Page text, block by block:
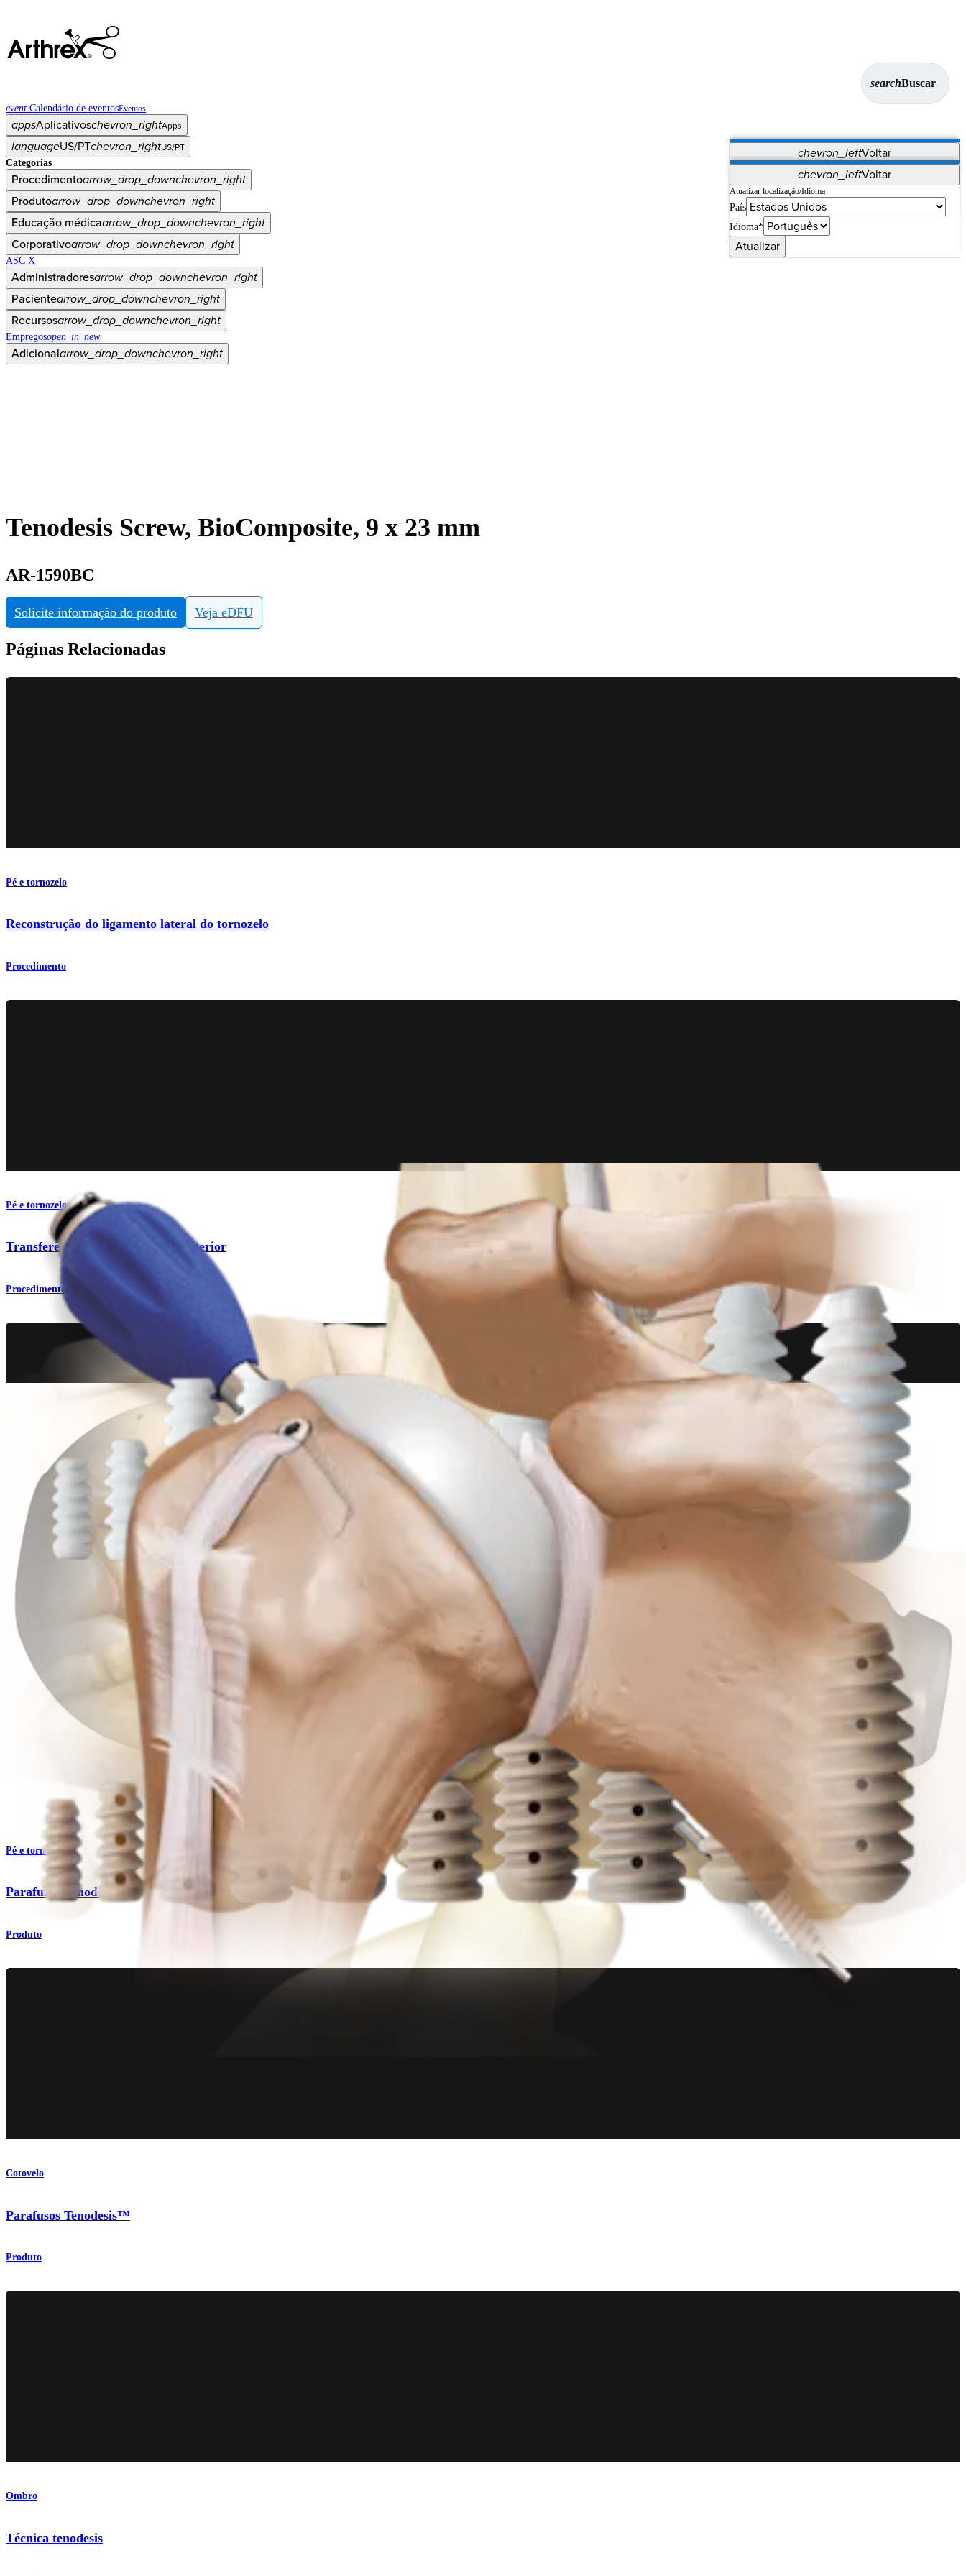
searchBuscar
event Calendário de eventosEventos
appsAplicativoschevron_rightApps
chevron_leftVoltar
Vet Systems OrthoPedia Patient
Supplier Portal
Synergy Imaging & Resection
languageUS/PTchevron_rightUS/PT
chevron_leftVoltar
Atualizar localização/Idioma
País
Idioma*
Atualizar
Categorias
Procedimentoarrow_drop_downchevron_right
Produtoarrow_drop_downchevron_right
Educação médicaarrow_drop_downchevron_right
Corporativoarrow_drop_downchevron_right
ASC X
Administradoresarrow_drop_downchevron_right
Pacientearrow_drop_downchevron_right
Recursosarrow_drop_downchevron_right
Empregosopen_in_new
Adicionalarrow_drop_downchevron_right
Tenodesis Screw, BioComposite, 9 x 23 mm
AR-1590BC
Solicite informação do produto Veja eDFU
Páginas Relacionadas
Pé e tornozelo
Reconstrução do ligamento lateral do tornozelo
Procedimento
Pé e tornozelo
Transferência de tendão tibial posterior
Procedimento
Ombro
Parafusos Tenodesis™
Pé e tornozelo
Parafusos Tenodesis™
Produto
Cotovelo
Parafusos Tenodesis™
Produto
Ombro
Técnica tenodesis